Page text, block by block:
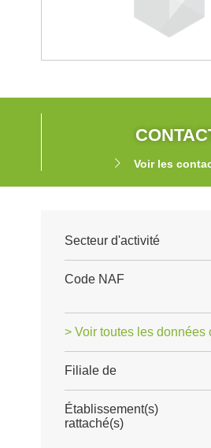
Voir les
Secteur d'activité
Code NAF
> Voir toutes les données
Filiale de
Établissement(s)
rattaché(s)